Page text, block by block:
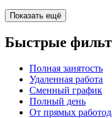
Показать ещё
Быстрые
Полная занятость
Удаленная работа
Сменный график
Полный день
От прямых